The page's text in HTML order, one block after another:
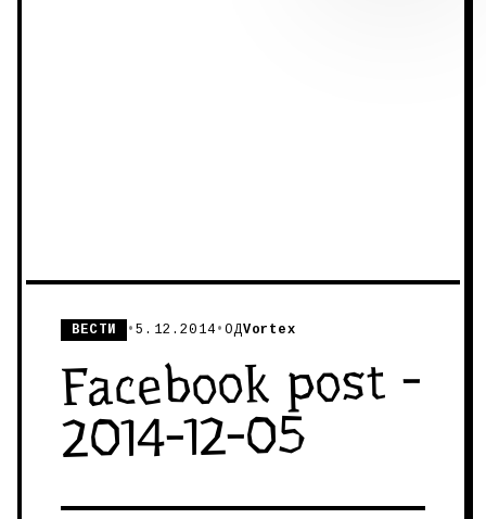
ВЕСТИ •5.12.2014 •ОДVortex
Facebook post -
2014-12-05